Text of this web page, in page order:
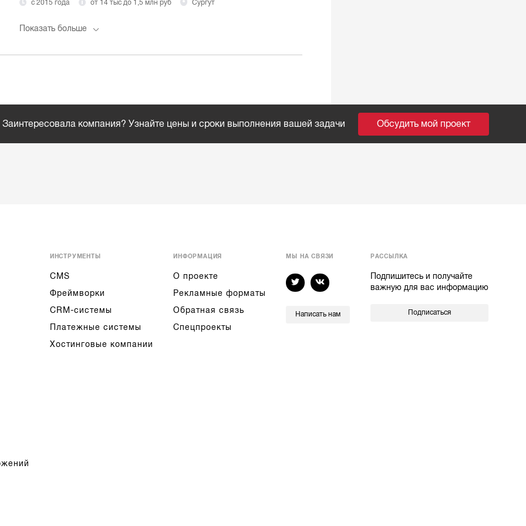
с 2015 года от 14 тыс до 1,5 млн руб Сургут
Показать больше
Заинтересовала компания? Узнайте цены и сроки выполнения вашей задачи Обсудить мой проект
ИНСТРУМЕНТЫ
CMS
Фреймворки
CRM-системы
Платежные системы
Хостинговые компании
ИНФОРМАЦИЯ
О проекте
Рекламные форматы
Обратная связь
Спецпроекты
МЫ НА СВЯЗИ
Написать нам
РАССЫЛКА
Подпишитесь и получайте
важную для вас информацию
Подписаться